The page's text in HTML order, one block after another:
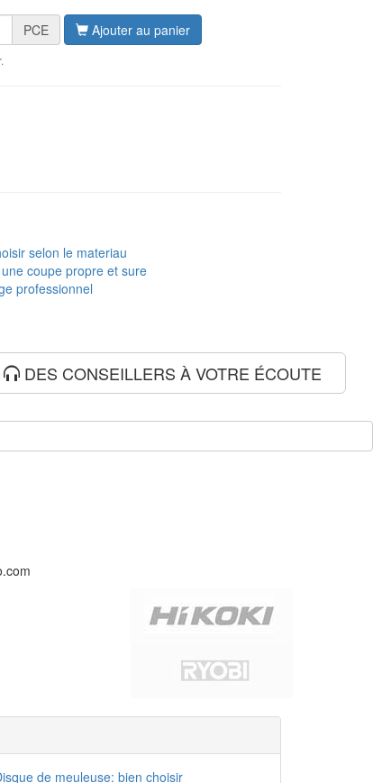
PCE Ajouter au panier
.
selon le materiau
coupe propre et sure
professionnel
DES CONSEILLERS À VOTRE ÉCOUTE
de meuleuse: bien choisir